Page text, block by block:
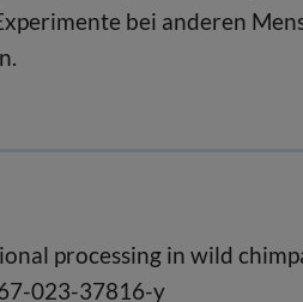
bei anderen
processing in wild
023-37816-y